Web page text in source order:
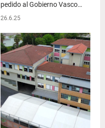
pedido al Gobierno Vasco…
26.6.25